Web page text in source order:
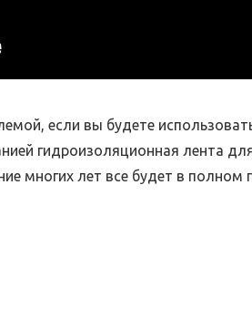
если вы будете
гидроизоляционная лента
многих лет все будет в полном